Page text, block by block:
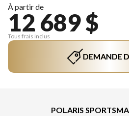
À partir de
12 689 $
Tous frais inclus
DEMANDE
POLARIS